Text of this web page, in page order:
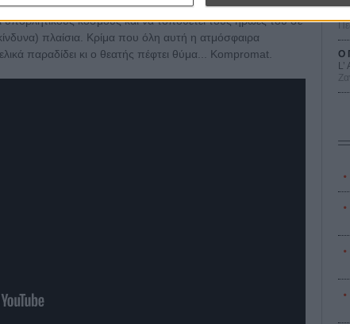
κόσμους και να τοποθετεί τους ήρωές του σε
πλαίσια. Κρίμα που όλη αυτή η ατμόσφαιρα
παραδίδει κι ο θεατής πέφτει θύμα... Kompromat.
Ο